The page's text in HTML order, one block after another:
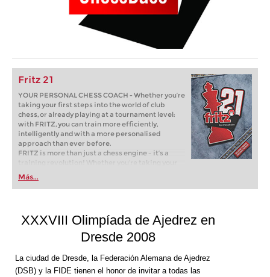
Fritz 21
YOUR PERSONAL CHESS COACH - Whether you’re
taking your first steps into the world of club
chess, or already playing at a tournament level:
with FRITZ, you can train more efficiently,
intelligently and with a more personalised
approach than ever before.
FRITZ is more than just a chess engine – it’s a
training revolution! Whether you’re taking your
first steps into the world of club chess, or already
playing at a tournament level: with FRITZ, you can
train more efficiently, intelligently and with a
Más...
XXXVIII Olimpíada de Ajedrez en
Dresde 2008
La ciudad de Dresde, la Federación Alemana de Ajedrez
(DSB) y la FIDE tienen el honor de invitar a todas las